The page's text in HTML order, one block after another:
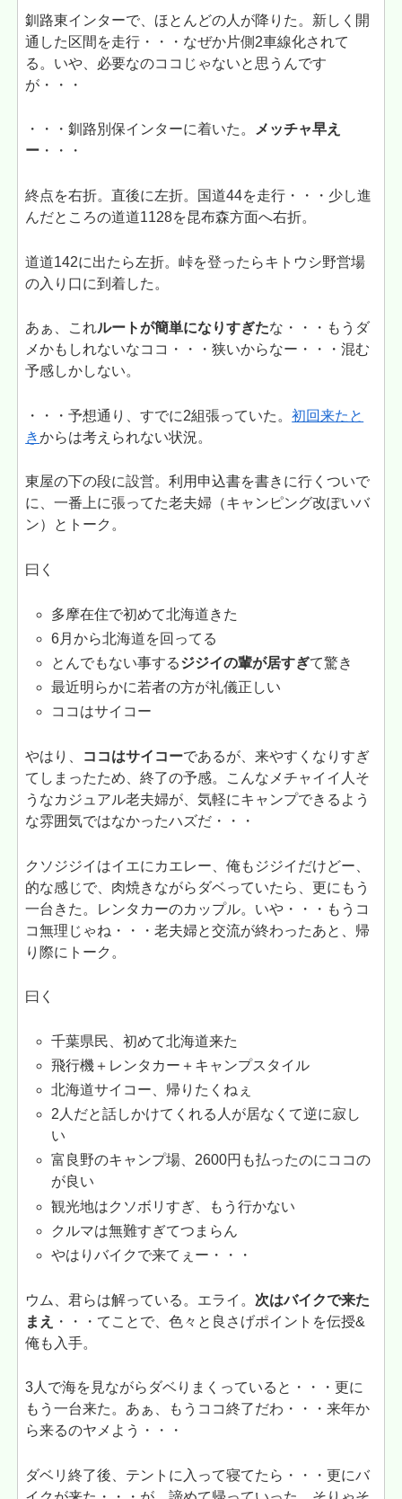
釧路東インターで、ほとんどの人が降りた。新しく開
通した区間を走行・・・なぜか片側2車線化されて
る。いや、必要なのココじゃないと思うんです
が・・・
・・・釧路別保インターに着いた。 メッチャ早え
ー ・・・
終点を右折。直後に左折。国道44を走行・・・少し進
んだところの道道1128を昆布森方面へ右折。
道道142に出たら左折。峠を登ったらキトウシ野営場
の入り口に到着した。
あぁ、これルートが簡単になりすぎたな・・・もうダ
メかもしれないなココ・・・狭いからなー・・・混む
予感しかしない。
・・・予想通り、すでに2組張っていた。初回来たと
きからは考えられない状況。
東屋の下の段に設営。利用申込書を書きに行くついで
に、一番上に張ってた老夫婦（キャンピング改ぽいバ
ン）とトーク。
曰く
多摩在住で初めて北海道きた
6月から北海道を回ってる
とんでもない事するジジイの輩が居すぎて驚き
最近明らかに若者の方が礼儀正しい
ココはサイコー
やはり、 ココはサイコーであるが、来やすくなりすぎ
てしまったため、終了の予感。こんなメチャイイ人そ
うなカジュアル老夫婦が、気軽にキャンプできるよう
な雰囲気ではなかったハズだ・・・
クソジジイはイエにカエレー、俺もジジイだけどー、
的な感じで、肉焼きながらダベっていたら、更にもう
一台きた。レンタカーのカップル。いや・・・もうコ
コ無理じゃね・・・老夫婦と交流が終わったあと、帰
り際にトーク。
曰く
千葉県民、初めて北海道来た
飛行機＋レンタカー＋キャンプスタイル
北海道サイコー、帰りたくねぇ
2人だと話しかけてくれる人が居なくて逆に寂し
い
富良野のキャンプ場、2600円も払ったのにココの
が良い
観光地はクソボリすぎ、もう行かない
クルマは無難すぎてつまらん
やはりバイクで来てぇー・・・
ウム、君らは解っている。エライ。 次はバイクで来た
まえ
・・・てことで、色々と良さげポイントを伝授&
俺も入手。
3人で海を見ながらダベりまくっていると・・・更に
もう一台来た。あぁ、もうココ終了だわ・・・来年か
ら来るのヤメよう・・・
ダベリ終了後、テントに入って寝てたら・・・更にバ